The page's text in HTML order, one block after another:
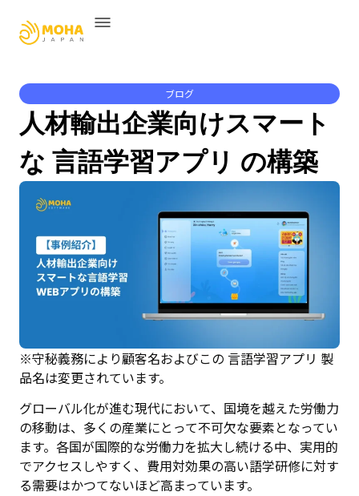
ブログ
人材輸出企業向けスマート
な 言語学習アプリ の構築
※守秘義務により顧客名およびこの 言語学習アプリ 製
品名は変更されています。
グローバル化が進む現代において、国境を越えた労働力
の移動は、多くの産業にとって不可欠な要素となってい
ます。各国が国際的な労働力を拡大し続ける中、実用的
でアクセスしやすく、費用対効果の高い語学研修に対す
る需要はかつてないほど高まっています。